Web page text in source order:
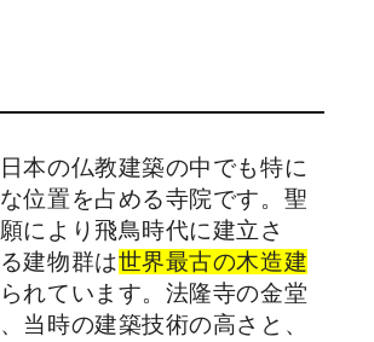
本の仏教建築の中でも特に
位置を占める寺院です。聖
により飛鳥時代に建立さ
建物群は世界最古の木造建
れています。法隆寺の金堂
当時の建築技術の高さと、